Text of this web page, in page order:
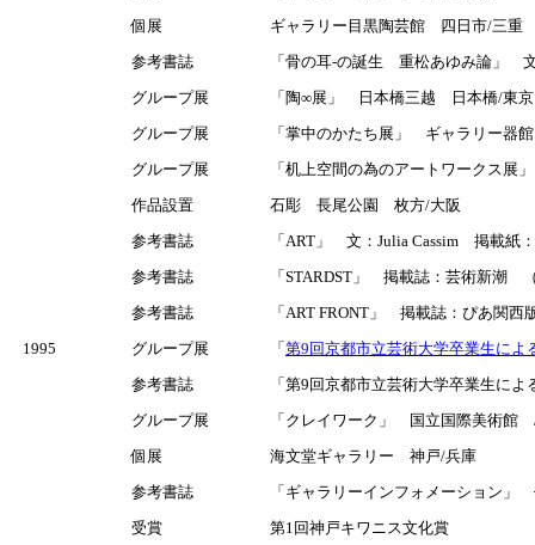
個展
ギャラリー目黒陶芸館 四日市/三
参考書誌
「骨の耳-の誕生 重松あゆみ論」
グループ展
「陶∞展」 日本橋三越 日本橋/東京
グループ展
「掌中のかたち展」 ギャラリー器
グループ展
「机上空間の為のアートワークス
作品設置
石彫 長尾公園 枚方/大阪
参考書誌
「ART」 文：Julia Cassim 掲載紙：
参考書誌
「STARDST」 掲載誌：芸術新潮
参考書誌
「ART FRONT」 掲載誌：ぴあ関
1995
グループ展 「 第9回京都市立芸術大学卒業生に
参考書誌
「第9回京都市立芸術大学卒業生
グループ展
「クレイワーク」 国立国際美術館
個展
海文堂ギャラリー 神戸/兵庫
参考書誌
「ギャラリーインフォメーション
受賞
第1回神戸キワニス文化賞